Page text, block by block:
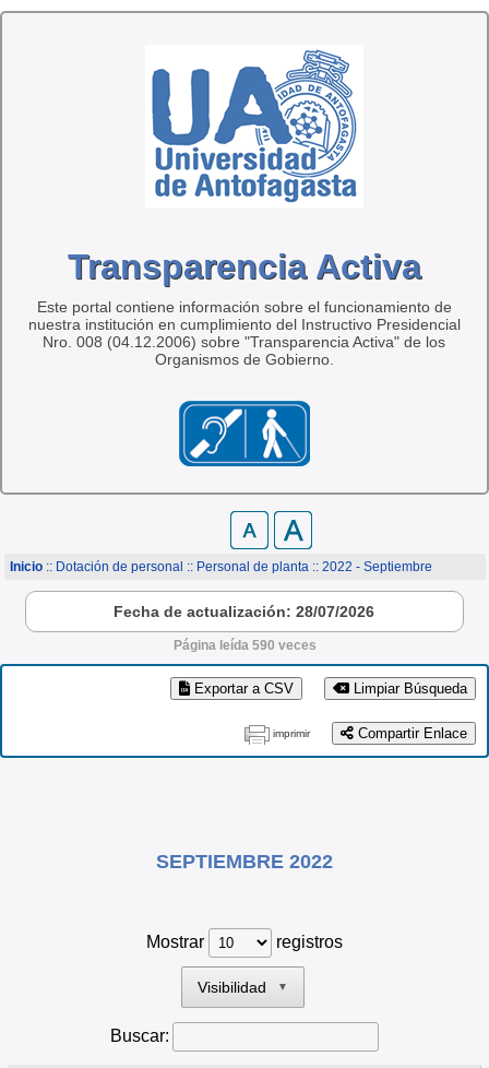
Transparencia Activa
Este portal contiene información sobre el funcionamiento de
nuestra institución en cumplimiento del Instructivo Presidencial
Nro. 008 (04.12.2006) sobre "Transparencia Activa" de los
Organismos de Gobierno.
Inicio :: Dotación de personal :: Personal de planta :: 2022 - Septiembre
Fecha de actualización: 28/07/2026
Página leída 590 veces
Limpiar Búsqueda
Exportar a CSV
Compartir Enlace
imprimir
SEPTIEMBRE 2022
Mostrar registros
Visibilidad ▼
Buscar: